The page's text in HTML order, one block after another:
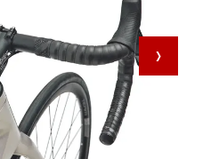
›